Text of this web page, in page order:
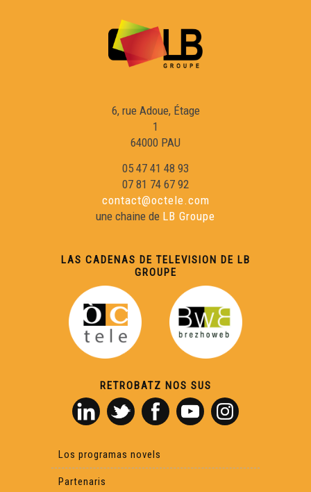
6, rue Adoue, Étage
1
64000 PAU
05 47 41 48 93
07 81 74 67 92
contact@octele.com
une chaine de LB Groupe
LAS CADENAS DE TELEVISION DE LB
GROUPE
RETROBATZ NOS SUS
Los programas novels
Partenaris